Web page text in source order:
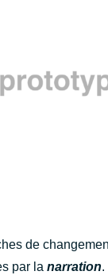
de
par la narration.